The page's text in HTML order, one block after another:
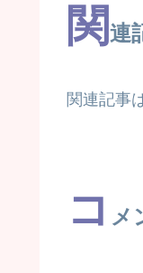
関 連
関連記事
コ メ